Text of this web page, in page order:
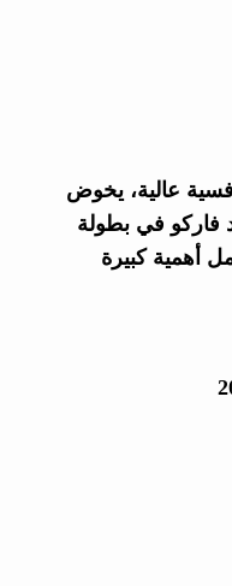
تنافسية عالية، يخوض
فاركو في بطولة
أهمية كبيرة